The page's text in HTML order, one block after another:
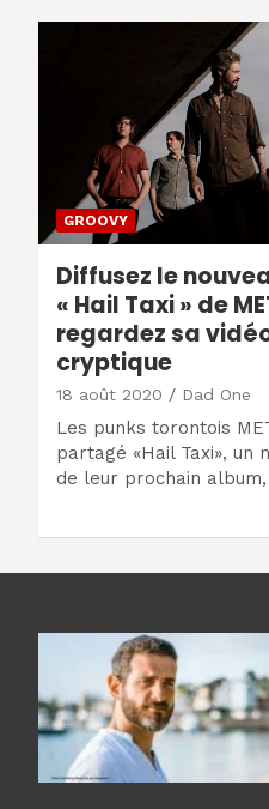
GROOVY
Diffusez le
« Hail Taxi » de
regardez sa
cryptique
18 août 2020 Dad One
Les punks torontois
partagé «Hail Taxi», un
de leur prochain